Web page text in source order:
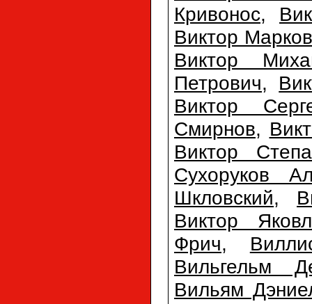
Кривонос,
Виктор Марков
Виктор
Петрович,
Виктор
Смирнов,
Виктор
Сухоруков
Шкловский,
Виктор
Фрич,
Вильгельм
Вильям